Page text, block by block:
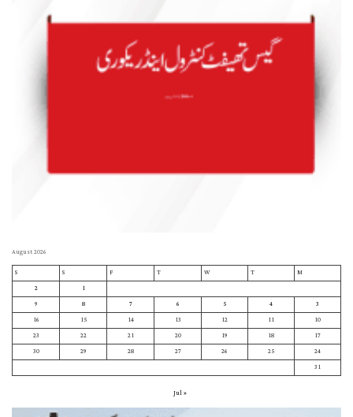
August 2026
M
T
W
T
F
S
S
1
2
3
4
5
6
7
8
9
10
11
12
13
14
15
16
17
18
19
20
21
22
23
24
25
26
27
28
29
30
31
« Jul